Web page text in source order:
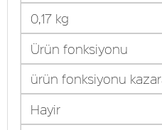
0,17 kg
Ürün fonksiyonu
ürün fonksiyonu
Hayir